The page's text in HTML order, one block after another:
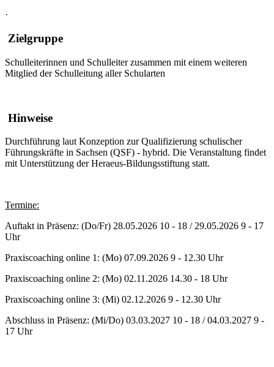
·
Zielgruppe
Schulleiterinnen und Schulleiter zusammen mit einem weiteren
Mitglied der Schulleitung aller Schularten
Hinweise
Durchführung laut Konzeption zur Qualifizierung schulischer
Führungskräfte in Sachsen (QSF) - hybrid. Die Veranstaltung findet
mit Unterstützung der Heraeus-Bildungsstiftung statt.
Termine:
Auftakt in Präsenz: (Do/Fr) 28.05.2026 10 - 18 / 29.05.2026 9 - 17
Uhr
Praxiscoaching online 1: (Mo) 07.09.2026 9 - 12.30 Uhr
Praxiscoaching online 2: (Mo) 02.11.2026 14.30 - 18 Uhr
Praxiscoaching online 3: (Mi) 02.12.2026 9 - 12.30 Uhr
Abschluss in Präsenz: (Mi/Do) 03.03.2027 10 - 18 / 04.03.2027 9 -
17 Uhr